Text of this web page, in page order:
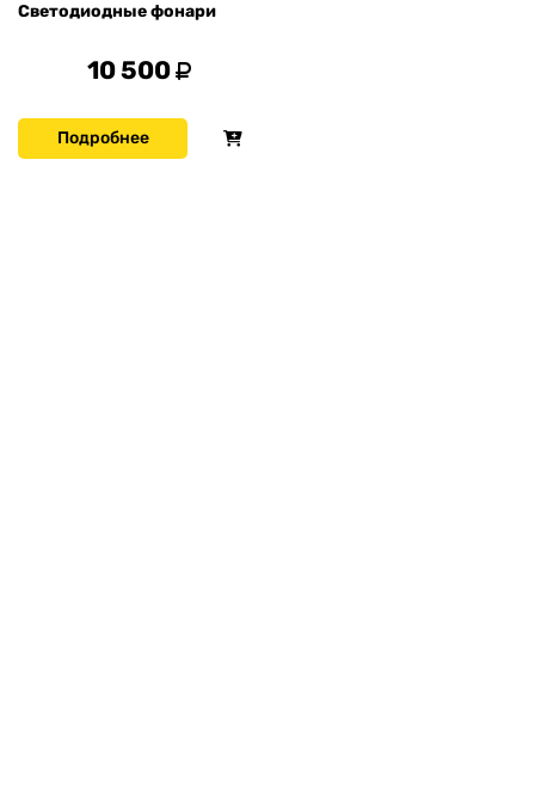
Светодиодные фонари
10 500
Подробнее